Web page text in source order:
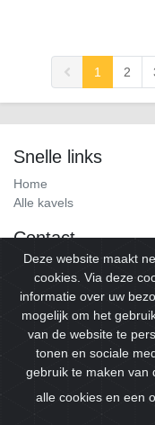
1 2
Snelle links
Home
Alle kavels
Contact
info@alleveilingen.net
© 2026
Deze website maakt
cookies. Via deze
informatie over uw
mogelijk om het
van de website te
tonen en sociale
gebruik te maken van
alle cookies en een